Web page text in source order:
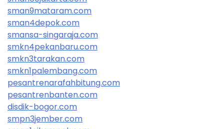
sman9mataram.com
sman4depok.com
smansa-singaraja.com
smkn4pekanbaru.com
smkn3tarakan.com
smkn1palembang.com
pesantrenarafahbitung.com
pesantrenbanten.com
disdik-bogor.com
smpn3jember.com